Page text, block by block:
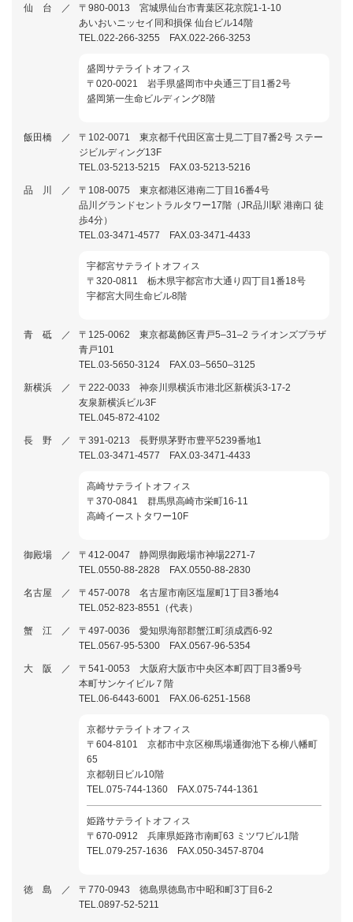
仙 台 ／
〒980-0013 宮城県仙台市青葉区花京院1-1-10
あいおいニッセイ同和損保 仙台ビル14階
TEL.022-266-3255 FAX.022-266-3253
盛岡サテライトオフィス
〒020-0021 岩手県盛岡市中央通三丁目1番2号
盛岡第一生命ビルディング8階
飯田橋 ／
〒102-0071 東京都千代田区富士見二丁目7番2号 ステー
ジビルディング13F
TEL.03-5213-5215 FAX.03-5213-5216
品 川 ／
〒108-0075 東京都港区港南二丁目16番4号
品川グランドセントラルタワー17階（JR品川駅 港南口 徒
歩4分）
TEL.03-3471-4577 FAX.03-3471-4433
宇都宮サテライトオフィス
〒320-0811 栃木県宇都宮市大通り四丁目1番18号
宇都宮大同生命ビル8階
青 砥 ／
〒125-0062 東京都葛飾区青戸5–31–2 ライオンズプラザ
青戸101
TEL.03-5650-3124 FAX.03–5650–3125
新横浜 ／
〒222-0033 神奈川県横浜市港北区新横浜3-17-2
友泉新横浜ビル3F
TEL.045-872-4102
長 野 ／
〒391-0213 長野県茅野市豊平5239番地1
TEL.03-3471-4577 FAX.03-3471-4433
高崎サテライトオフィス
〒370-0841 群馬県高崎市栄町16-11
高崎イーストタワー10F
御殿場 ／
〒412-0047 静岡県御殿場市神場2271-7
TEL.0550-88-2828 FAX.0550-88-2830
名古屋 ／
〒457-0078 名古屋市南区塩屋町1丁目3番地4
TEL.052-823-8551（代表）
蟹 江 ／
〒497-0036 愛知県海部郡蟹江町須成西6-92
TEL.0567-95-5300 FAX.0567-96-5354
大 阪 ／
〒541-0053 大阪府大阪市中央区本町四丁目3番9号
本町サンケイビル７階
TEL.06-6443-6001 FAX.06-6251-1568
京都サテライトオフィス
〒604-8101 京都市中京区柳馬場通御池下る柳八幡町
65
京都朝日ビル10階
TEL.075-744-1360 FAX.075-744-1361
姫路サテライトオフィス
〒670-0912 兵庫県姫路市南町63 ミツワビル1階
TEL.079-257-1636 FAX.050-3457-8704
徳 島 ／
〒770-0943 徳島県徳島市中昭和町3丁目6-2
TEL.0897-52-5211